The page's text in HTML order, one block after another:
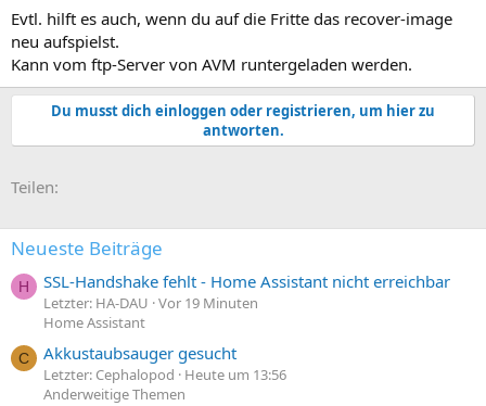
Evtl. hilft es auch, wenn du auf die Fritte das recover-image
neu aufspielst.
Kann vom ftp-Server von AVM runtergeladen werden.
Du musst dich einloggen oder registrieren, um hier zu
antworten.
Teilen:
Neueste Beiträge
H SSL-Handshake fehlt - Home Assistant nicht erreichbar
Letzter: HA-DAU Vor 19 Minuten
Home Assistant
C Akkustaubsauger gesucht
Letzter: Cephalopod
Heute um 13:56
Anderweitige Themen